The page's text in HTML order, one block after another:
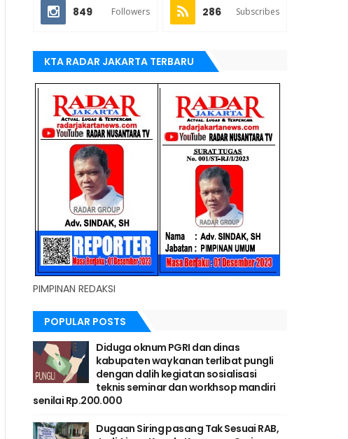
849 Followers 286 Subscribes
KTA RADAR JAKARTA TERBARU
PIMPINAN REDAKSI
POPULAR POSTS
Diduga oknum PGRI dan dinas
kabupaten way kanan terlibat pungli
dengan dalih kegiatan sosialisasi
teknis seminar dan workhsop mandiri
senilai Rp.200.000
Dugaan Siring pasang Tak Sesuai RAB,